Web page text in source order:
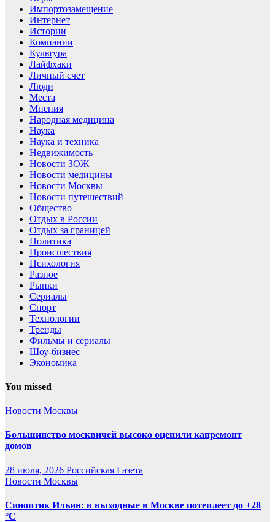
Импортозамещение
Интернет
Истории
Компании
Культура
Лайфхаки
Личный счет
Люди
Места
Мнения
Народная медицина
Наука
Наука и техника
Недвижимость
Новости ЗОЖ
Новости медицины
Новости Москвы
Новости путешествий
Общество
Отдых в России
Отдых за границей
Политика
Происшествия
Психология
Разное
Рынки
Сериалы
Спорт
Технологии
Тренды
Фильмы и сериалы
Шоу-бизнес
Экономика
You missed
Новости Москвы
Большинство москвичей высоко оценили капремонт
домов
28 июля, 2026 Российская Газета
Новости Москвы
Синоптик Ильин: в выходные в Москве потеплеет до +28
°C